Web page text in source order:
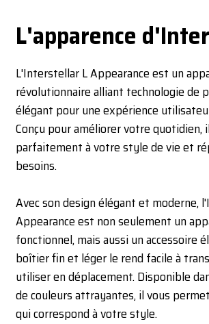
L'apparence
L'Interstellar L Appearance est un
révolutionnaire alliant technologie de
élégant pour une expérience
Conçu pour améliorer votre quotidien,
parfaitement à votre style de vie et
besoins.
Avec son design élégant et moderne,
Appearance est non seulement un
fonctionnel, mais aussi un accessoire
boîtier fin et léger le rend facile à
utiliser en déplacement. Disponible
de couleurs attrayantes, il vous
qui correspond à votre style.